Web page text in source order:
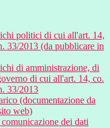
politici di cui all'art. 14,
33/2013 (da pubblicare in
di amministrazione, di
di cui all'art. 14, co.
33/2013
(documentazione da
web)
dei dati